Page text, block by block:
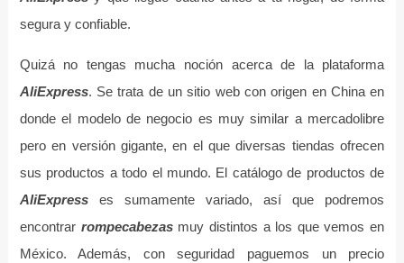
segura y confiable.
Quizá no tengas mucha noción acerca de la plataforma
AliExpress. Se trata de un sitio web con origen en China en
donde el modelo de negocio es muy similar a mercadolibre
pero en versión gigante, en el que diversas tiendas ofrecen
sus productos a todo el mundo. El catálogo de productos de
AliExpresses sumamente variado, así que podremos
encontrar rompecabezasmuy distintos a los que vemos en
México. Además, con seguridad paguemos un precio